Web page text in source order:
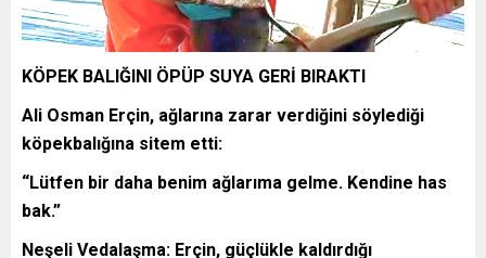
KÖPEK BALIĞINI ÖPÜP SUYA GERİ BIRAKTI
Ali Osman Erçin, ağlarına zarar verdiğini söylediği
köpekbalığına sitem etti:
“Lütfen bir daha benim ağlarıma gelme. Kendine has
bak.”
Neşeli Vedalaşma: Erçin, güçlükle kaldırdığı